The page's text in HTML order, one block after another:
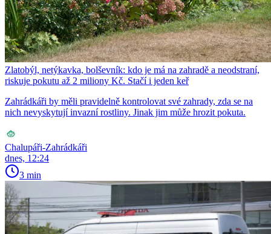
Zlatobýl, netýkavka, bolševník: kdo je má na zahradě a neodstraní,
riskuje pokutu až 2 miliony Kč. Stačí i jeden keř
Zahrádkáři by měli pravidelně kontrolovat své zahrady, zda se na
nich nevyskytují invazní rostliny. Jinak jim může hrozit pokuta.
Chalupáři-Zahrádkáři
dnes, 12:24
3 min